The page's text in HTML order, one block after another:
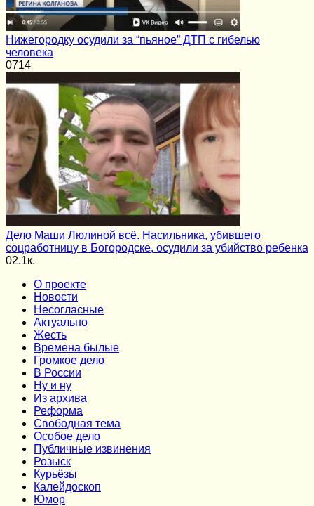
Нижегородку осудили за “пьяное” ДТП с гибелью
человека
0714
Дело Маши Люлиной всё. Насильника, убившего
соцработницу в Богородске, осудили за убийство ребенка
02.1к.
О проекте
Новости
Несогласные
Актуально
Жесть
Времена былые
Громкое дело
В России
Ну и ну
Из архива
Реформа
Cвободная тема
Особое дело
Публичные извинения
Розыск
Курьёзы
Калейдоскоп
Юмор